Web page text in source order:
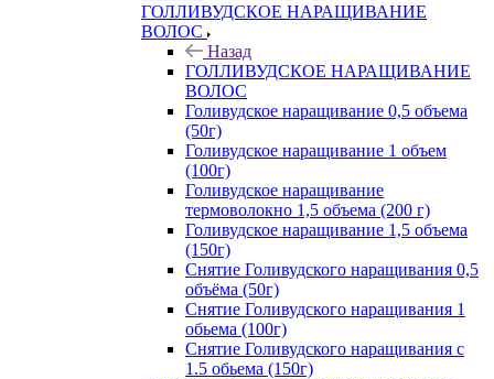
ГОЛЛИВУДСКОЕ НАРАЩИВАНИЕ
ВОЛОС
Назад
ГОЛЛИВУДСКОЕ НАРАЩИВАНИЕ
ВОЛОС
Голивудское наращивание 0,5 объема
(50г)
Голивудское наращивание 1 объем
(100г)
Голивудское наращивание
термоволокно 1,5 объема (200 г)
Голивудское наращивание 1,5 объема
(150г)
Снятие Голивудского наращивания 0,5
объёма (50г)
Снятие Голивудского наращивания 1
обьема (100г)
Снятие Голивудского наращивания с
1.5 обьема (150г)